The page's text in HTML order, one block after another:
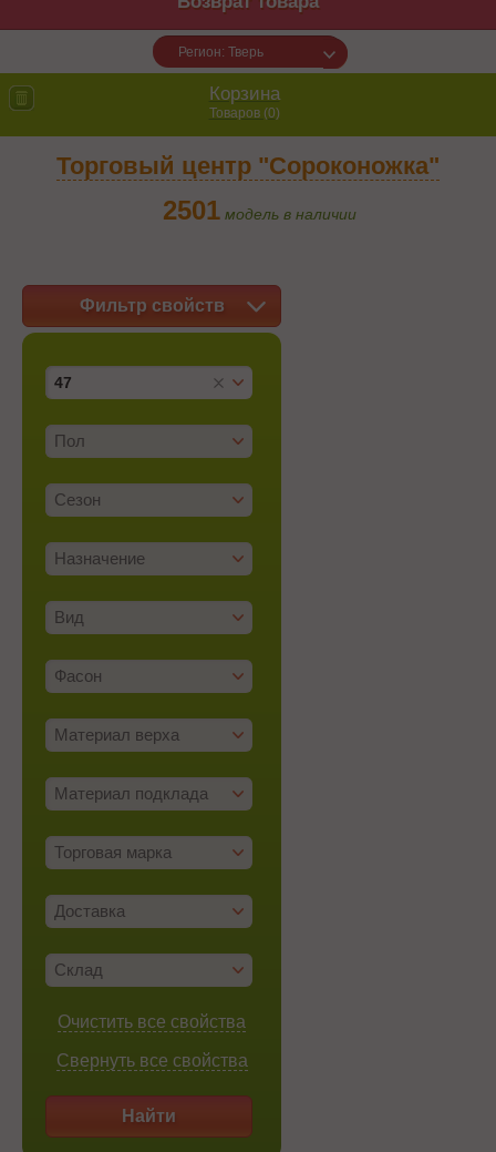
Регион: Тверь
Корзина
Товаров (0)
Торговый центр "Сороконожка"
2501 модель в наличии
Фильтр свойств
47
Пол
Сезон
Назначение
Вид
Фасон
Материал верха
Материал подклада
Торговая марка
Доставка
Склад
Очистить все свойства
Свернуть все свойства
Найти